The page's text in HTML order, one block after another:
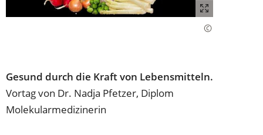
Gesund durch die Kraft von Lebensmitteln.
Vortag von Dr. Nadja Pfetzer, Diplom
Molekularmedizinerin